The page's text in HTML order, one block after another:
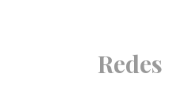
Redes